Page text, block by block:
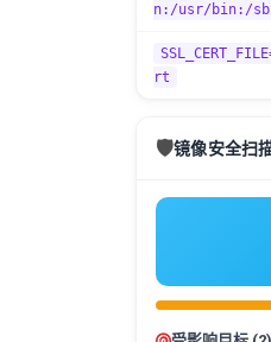
n:/usr/bin:/
rt
🛡️镜像安全扫